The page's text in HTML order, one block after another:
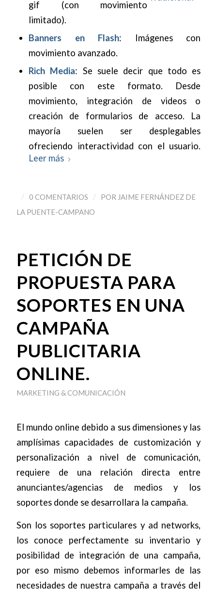
gif (con movimiento
limitado).
Banners en Flash: Imágenes con
movimiento avanzado.
Rich Media: Se suele decir que todo es
posible con este formato. Desde
movimiento, integración de videos o
creación de formularios de acceso. La
mayoría suelen ser desplegables
ofreciendo interactividad con el usuario.
Leer más
/ 0 COMENTARIOS / POR JAIME FERNÁNDEZ DE
LA PUENTE-CAMPANO
PETICIÓN DE
PROPUESTA PARA
SOPORTES EN UNA
CAMPAÑA
PUBLICITARIA
ONLINE.
MARKETING & COMUNICACIÓN
El mundo online debido a sus dimensiones y las
amplísimas capacidades de customización y
personalización a nivel de comunicación,
requiere de una relación directa entre
anunciantes/agencias de medios y los
soportes donde se desarrollara la campaña.
Son los soportes particulares y ad networks,
los conoce perfectamente su inventario y
posibilidad de integración de una campaña,
por eso mismo debemos informarles de las
necesidades de nuestra campaña a través del